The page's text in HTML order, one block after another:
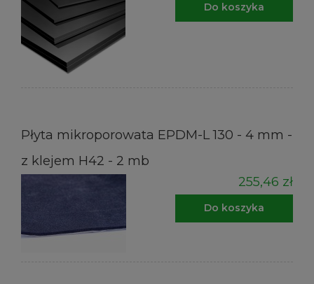
Do koszyka
Płyta mikroporowata EPDM-L 130 - 4 mm -
z klejem H42 - 2 mb
255,46 zł
Do koszyka